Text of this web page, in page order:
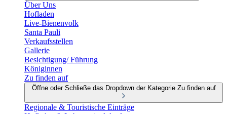
Über Uns
Hofladen
Live-Bienenvolk
Santa Pauli
Verkaufsstellen
Gallerie
Besichtigung/ Führung
Königinnen
Zu finden auf
Öffne oder Schließe das Dropdown der Kategorie Zu finden auf
Regionale & Touristische Einträge